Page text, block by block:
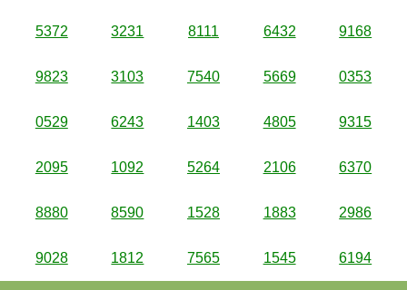
5372 3231 8111 6432 9168
9823 3103 7540 5669 0353
0529 6243 1403 4805 9315
2095 1092 5264 2106 6370
8880 8590 1528 1883 2986
9028 1812 7565 1545 6194